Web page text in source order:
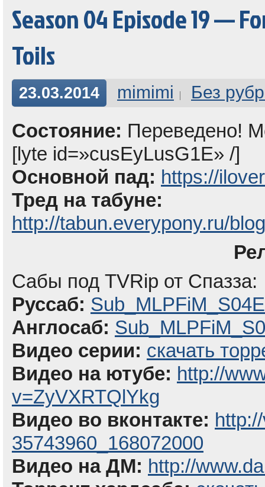
Season 04 Episode 19 —
Toils
23.03.2014 mimimi Без
Состояние: Переведено!
[lyte id=»cusEyLusG1E» /]
Основной пад: https://
Тред на табуне:
http://tabun.everypony.ru/
Сабы под TVRip от Спазза:
Руссаб:
Англосаб:
Видео серии: скачать
Видео на ютубе: http://
v=ZyVXRTQlYkg
Видео во вконтакте:
35743960_168072000
Видео на ДМ: http://